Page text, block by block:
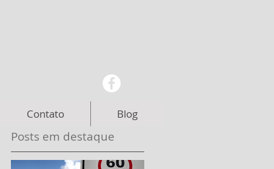
Posts em destaque
Contato Blog